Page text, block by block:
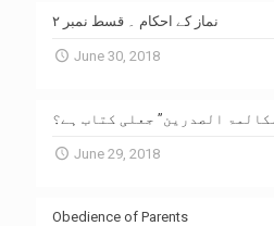
نماز کے احکام ۔ قسط نمبر ۲
June 30, 2018
الصدرین” جعلی کتاب ہے؟
June 29, 2018
Obedience of Parents